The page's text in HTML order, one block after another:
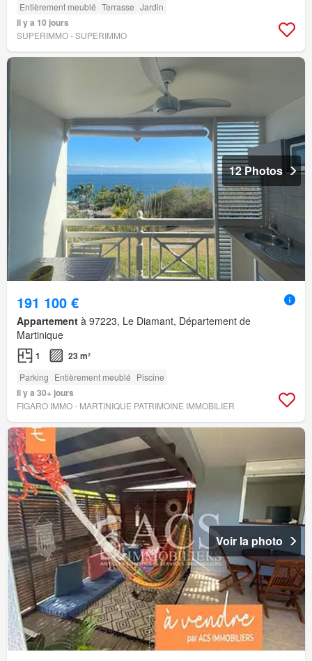
Entièrement meublé Terrasse Jardin
Il y a 10 jours
SUPERIMMO - SUPERIMMO
12 Photos
191 100 €
Appartement à 97223, Le Diamant, Département de
Martinique
1 23 m²
Parking Entièrement meublé Piscine
Il y a 30+ jours
FIGARO IMMO - MARTINIQUE PATRIMOINE IMMOBILIER
Voir la photo